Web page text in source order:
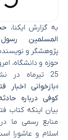
به گزارش ایکنا،
المسلمین
پژوهشگر و
حوزه و دانشگاه،
25 تیرماه در نشست علمی
«بازخوانی اخبار
کوفی درباره
بیان اینکه کتاب
منابع رسمی ما
اسلام و عاشورا